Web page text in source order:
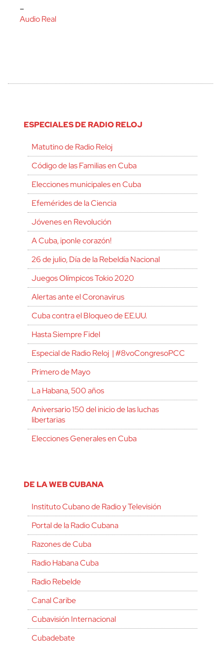
–
Audio Real
ESPECIALES DE RADIO RELOJ
Matutino de Radio Reloj
Código de las Familias en Cuba
Elecciones municipales en Cuba
Efemérides de la Ciencia
Jóvenes en Revolución
A Cuba, ¡ponle corazón!
26 de julio, Día de la Rebeldía Nacional
Juegos Olímpicos Tokio 2020
Alertas ante el Coronavirus
Cuba contra el Bloqueo de EE.UU.
Hasta Siempre Fidel
Especial de Radio Reloj | #8voCongresoPCC
Primero de Mayo
La Habana, 500 años
Aniversario 150 del inicio de las luchas
libertarias
Elecciones Generales en Cuba
DE LA WEB CUBANA
Instituto Cubano de Radio y Televisión
Portal de la Radio Cubana
Razones de Cuba
Radio Habana Cuba
Radio Rebelde
Canal Caribe
Cubavisión Internacional
Cubadebate